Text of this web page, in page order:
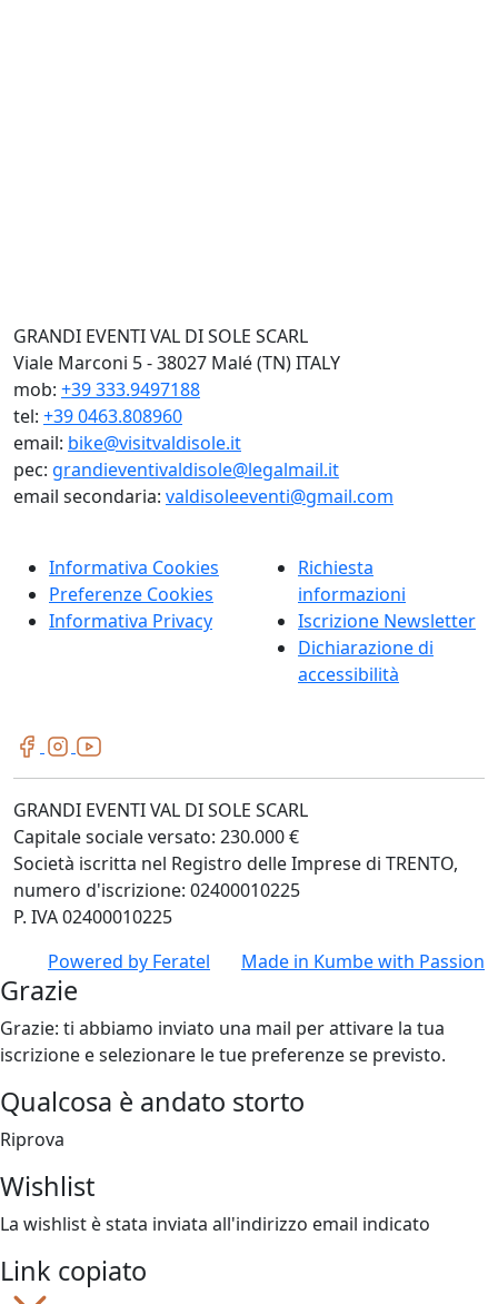
GRANDI EVENTI VAL DI SOLE SCARL
Viale Marconi 5 - 38027 Malé (TN) ITALY
mob: +39 333.9497188
tel: +39 0463.808960
email: bike@visitvaldisole.it
pec: grandieventivaldisole@legalmail.it
email secondaria: valdisoleeventi@gmail.com
Informativa Cookies
Preferenze Cookies
Informativa Privacy
Richiesta
informazioni
Iscrizione Newsletter
Dichiarazione di
accessibilità
GRANDI EVENTI VAL DI SOLE SCARL
Capitale sociale versato: 230.000 €
Società iscritta nel Registro delle Imprese di TRENTO,
numero d'iscrizione: 02400010225
P. IVA 02400010225
Powered by Feratel Made in Kumbewith Passion
Grazie
Grazie: ti abbiamo inviato una mail per attivare la tua
iscrizione e selezionare le tue preferenze se previsto.
Qualcosa è andato storto
Riprova
Wishlist
La wishlist è stata inviata all'indirizzo email indicato
Link copiato